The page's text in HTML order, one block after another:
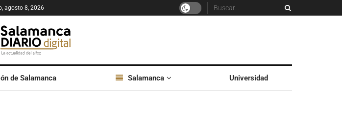
agosto 8, 2026
de Salamanca Salamanca Universidad